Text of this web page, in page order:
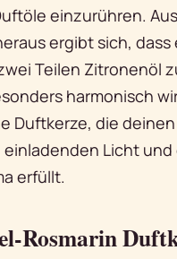
einzurühren.
ergibt sich, dass
Teilen Zitronenöl
harmonisch
Duftkerze, die
einladenden Licht und
erfüllt.
Rosmarin